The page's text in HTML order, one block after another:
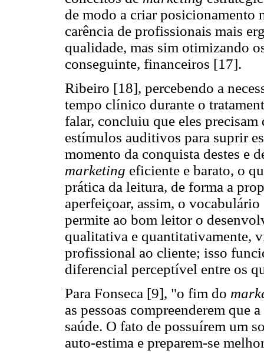
de modo a criar posicionamento
carência de profissionais mais
qualidade, mas sim otimizando
conseguinte, financeiros [17].
Ribeiro [18], percebendo a
tempo clínico durante o
falar, concluiu que eles
estímulos auditivos para suprir
momento da conquista destes e
marketing eficiente e barato, o
prática da leitura, de forma a
aperfeiçoar, assim, o
permite ao bom leitor o
qualitativa e quantitativamente,
profissional ao cliente; isso
diferencial perceptível entre os
Para Fonseca [9], "o fim do
as pessoas compreenderem que
saúde. O fato de possuírem um
auto-estima e preparem-se